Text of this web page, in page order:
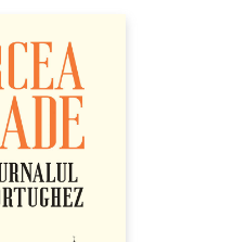
sunt pe cât de instructive,
de prefața lui Henry Hardy și
Mintea sovietică
Journal